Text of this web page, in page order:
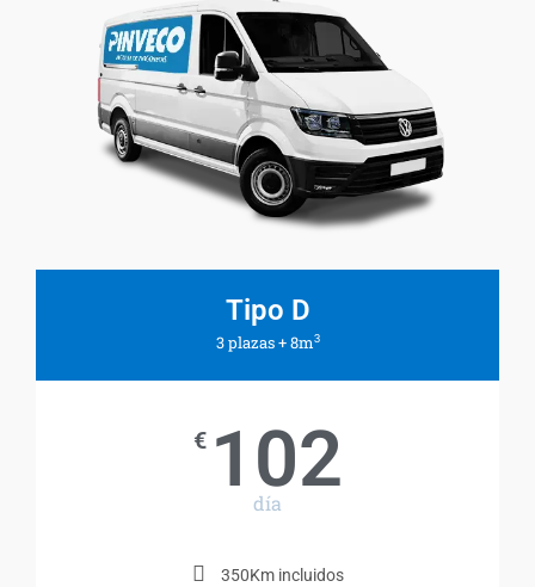
Tipo D
3 plazas + 8m3
€ 102
día
350Km incluidos